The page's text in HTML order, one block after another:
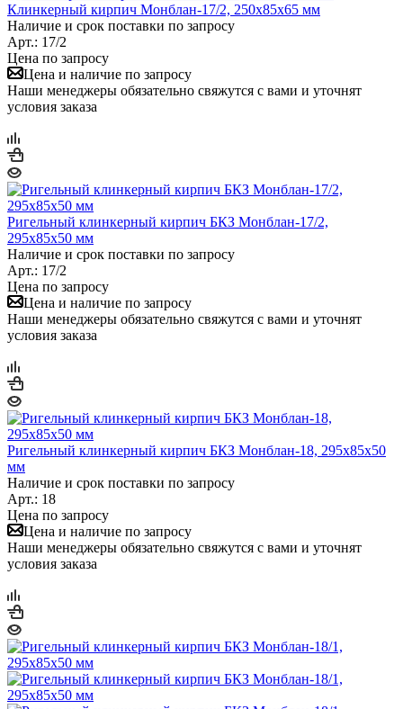
Клинкерный кирпич Монблан-17/2, 250х85х65 мм
Наличие и срок поставки по запросу
Арт.: 17/2
Цена по запросу
Цена и наличие по запросу
Наши менеджеры обязательно свяжутся с вами и уточнят
условия заказа
Ригельный клинкерный кирпич БКЗ Монблан-17/2,
295х85х50 мм
Наличие и срок поставки по запросу
Арт.: 17/2
Цена по запросу
Цена и наличие по запросу
Наши менеджеры обязательно свяжутся с вами и уточнят
условия заказа
Ригельный клинкерный кирпич БКЗ Монблан-18, 295х85х50
мм
Наличие и срок поставки по запросу
Арт.: 18
Цена по запросу
Цена и наличие по запросу
Наши менеджеры обязательно свяжутся с вами и уточнят
условия заказа